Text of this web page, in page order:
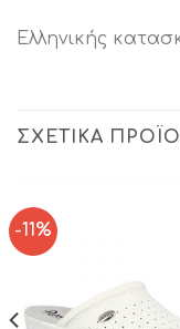
Ελληνικής
ΣΧΕΤΙΚΆ
-11%